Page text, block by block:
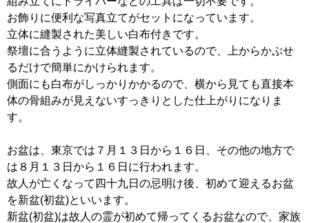
お飾りに便利な写真立てがセットになっています。
立体に縫製された美しい白布付きです。
祭壇に合うように立体縫製されているので、上からかぶせ
るだけで簡単にかけられます。
側面にも白布がしっかりかかるので、横から見ても直接本
体の骨組みが見えないすっきりとした仕上がりになりま
す。
お盆は、東京では７月１３日から１６日、その他の地方で
は８月１３日から１６日に行われます。
故人が亡くなって四十九日の忌明け後、初めて迎えるお盆
を新盆(初盆)といいます。
新盆(初盆)は故人の霊が初めて帰ってくるお盆なので、家族